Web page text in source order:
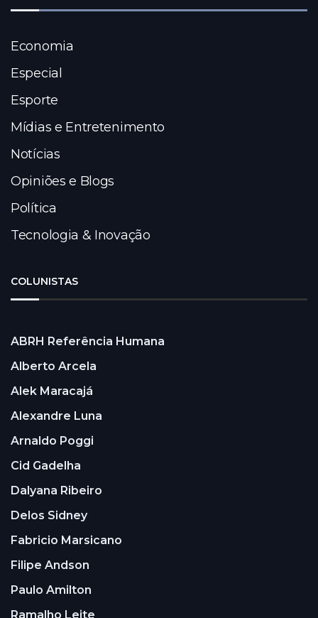
Economia
Especial
Esporte
Mídias e Entretenimento
Notícias
Opiniões e Blogs
Política
Tecnologia & Inovação
COLUNISTAS
ABRH Referência Humana
Alberto Arcela
Alek Maracajá
Alexandre Luna
Arnaldo Poggi
Cid Gadelha
Dalyana Ribeiro
Delos Sidney
Fabricio Marsicano
Filipe Andson
Paulo Amilton
Ramalho Leite